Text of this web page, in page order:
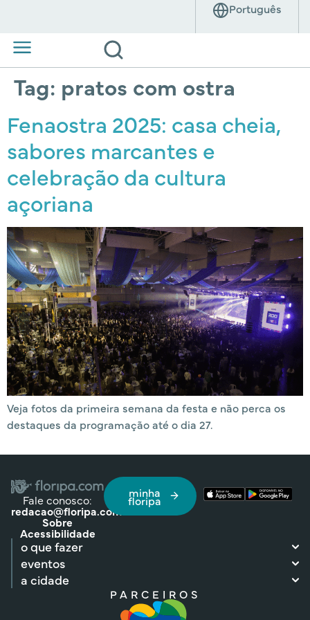
Tag: pratos com ostra
Fenaostra 2025: casa cheia,
sabores marcantes e
celebração da cultura
açoriana
Veja fotos da primeira semana da festa e não perca os
destaques da programação até o dia 27.
Fale conosco:
redacao@floripa.com
Sobre
Acessibilidade
minha
floripa
o que fazer
eventos
a cidade
PARCEIROS